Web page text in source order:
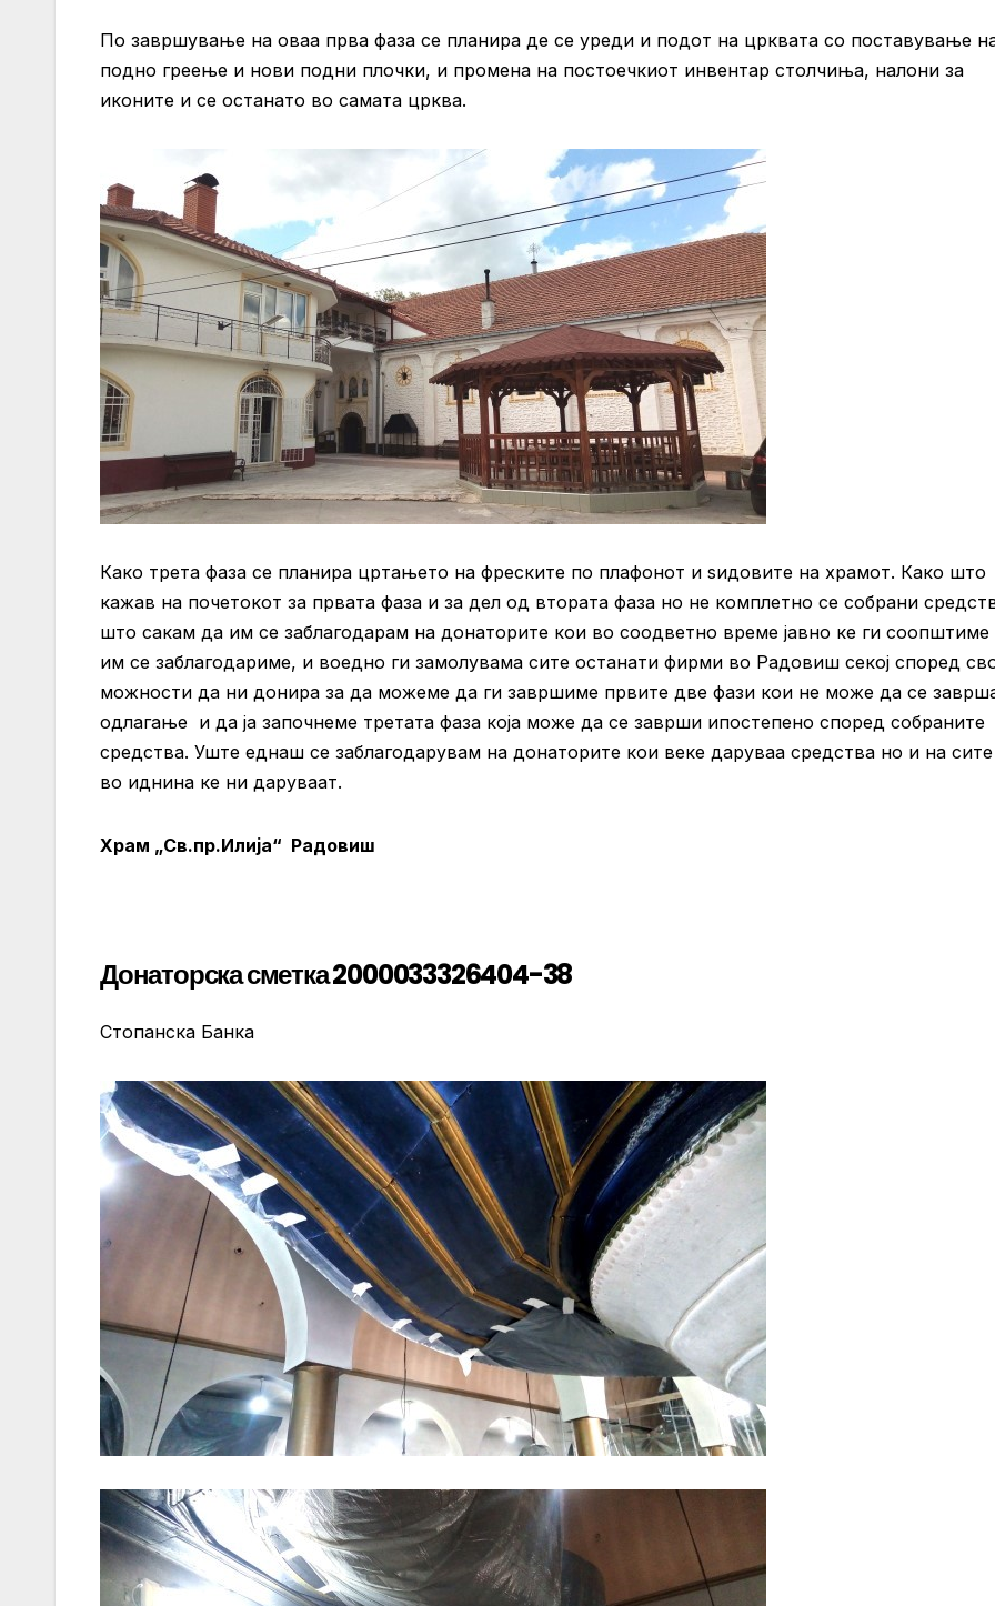
По завршување на оваа прва фаза се планира де се уреди и подот на црквата со поставување
подно греење и нови подни плочки, и промена на постоечкиот инвентар столчиња, налони за
иконите и се останато во самата црква.
Како трета фаза се планира цртањето на фреските по плафонот и ѕидовите на храмот. Како што
кажав на почетокот за првата фаза и за дел од втората фаза но не комплетно се собрани
што сакам да им се заблагодарам на донаторите кои во соодветно време јавно ке ги соопштиме
им се заблагодариме, и воедно ги замолувама сите останати фирми во Радовиш секој според
можности да ни донира за да можеме да ги завршиме првите две фази кои не може да се
одлагање и да ја започнеме третата фаза која може да се заврши ипостепено според собраните
средства. Уште еднаш се заблагодарувам на донаторите кои веке даруваа средства но и на
во иднина ке ни даруваат.
Храм „Св.пр.Илија“ Радовиш
Донаторска сметка 2000033326404-38
Стопанска Банка